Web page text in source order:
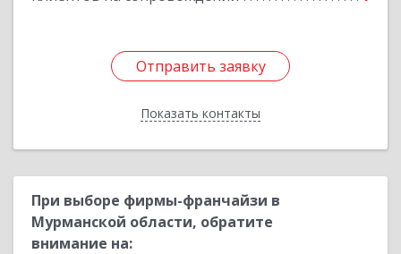
Отправить заявку
Показать контакты
Отправить заявку
Назад
При выборе фирмы-франчайзи в
Мурманской области, обратите
внимание на: